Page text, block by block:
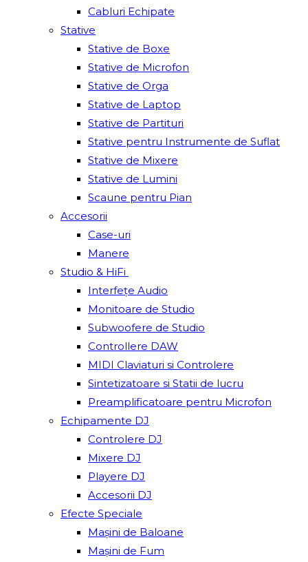
Cabluri Echipate
Stative
Stative de Boxe
Stative de Microfon
Stative de Orga
Stative de Laptop
Stative de Partituri
Stative pentru Instrumente de Suflat
Stative de Mixere
Stative de Lumini
Scaune pentru Pian
Accesorii
Case-uri
Manere
Studio & HiFi
Interfețe Audio
Monitoare de Studio
Subwoofere de Studio
Controllere DAW
MIDI Claviaturi si Controlere
Sintetizatoare si Statii de lucru
Preamplificatoare pentru Microfon
Echipamente DJ
Controlere DJ
Mixere DJ
Playere DJ
Accesorii DJ
Efecte Speciale
Mașini de Baloane
Mașini de Fum